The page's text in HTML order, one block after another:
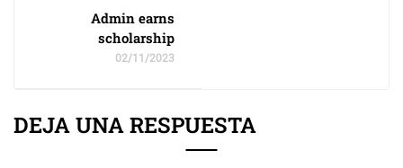
Admin earns
scholarship
02/11/2023
DEJA UNA RESPUESTA